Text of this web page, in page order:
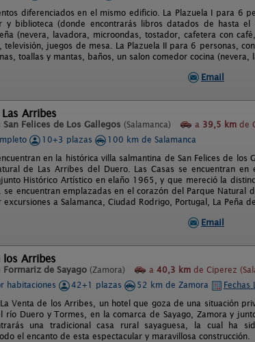
diferenciados en el mismo edificio. La Plazuela I para 6
y biblioteca (donde encontrarás libros datados de hasta
(nevera, lavadora, microondas, tostador, cafetera con
televisión, juegos de mesa. La Plazuela II para 6 personas,
toallas y mantas, baños, un salon comedor cocina
Email
Arribes
San Felices de Los Gallegos (Salamanca) a 39,5 km de
10+3 plazas
100 km de Salamanca
en la histórica villa salmantina de San Felices de
de Las Arribes del Duero. Las Casas se encuentran
Histórico Artístico en elaño 1965, y que mereció la
se encuentran emplazadas en el corazón del Parque
a Salamanca, Ciudad Rodrigo, Portugal, La Peña
Email
los Arribes
Formariz de Sayago (Zamora) a 40,3 km de Ciperez
habitaciones
42+1 plazas 52 km de Zamora
Fechas
Venta de los Arribes, un hotel que goza de una situación
río Duero y Tormes, en la comarca de Sayago, Zamora y
una tradicional casa rural sayaguesa, la cual ha
el encanto de esta espectacular y maravillosa construcción.